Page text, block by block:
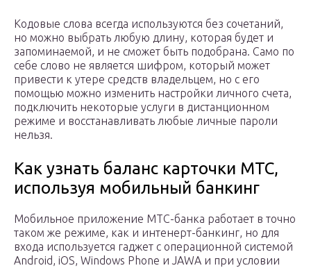
Кодовые слова всегда используются без сочетаний,
но можно выбрать любую длину, которая будет и
запоминаемой, и не сможет быть подобрана. Само по
себе слово не является шифром, который может
привести к утере средств владельцем, но с его
помощью можно изменить настройки личного счета,
подключить некоторые услуги в дистанционном
режиме и восстанавливать любые личные пароли
нельзя.
Как узнать баланс карточки МТС,
используя мобильный банкинг
Мобильное приложение МТС-банка работает в точно
таком же режиме, как и интенерт-банкинг, но для
входа используется гаджет с операционной системой
Android, iOS, Windows Phone и JAWA и при условии